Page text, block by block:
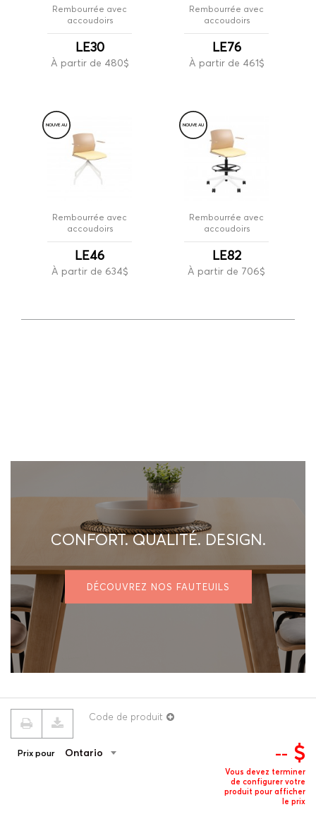
Rembourrée avec
accoudoirs
LE30
À partir de 480$
Rembourrée avec
accoudoirs
LE76
À partir de 461$
NOUVEAU
Rembourrée avec
accoudoirs
LE46
À partir de 634$
NOUVEAU
Rembourrée avec
accoudoirs
LE82
À partir de 706$
CONFORT. QUALITÉ. DESIGN.
DÉCOUVREZ NOS FAUTEUILS
Politique de confidentialité
Code de produit
Prix pour Ontario -- $
Vous devez terminer
de configurer votre
produit pour afficher
le prix